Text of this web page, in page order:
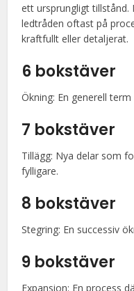
ett ursprungligt
ledtråden oftast på
kraftfullt eller detaljerat.
6 bokstäver
Ökning: En generell
7 bokstäver
Tillägg: Nya delar som
fylligare.
8 bokstäver
Stegring: En successiv
9 bokstäver
Expansion: En process